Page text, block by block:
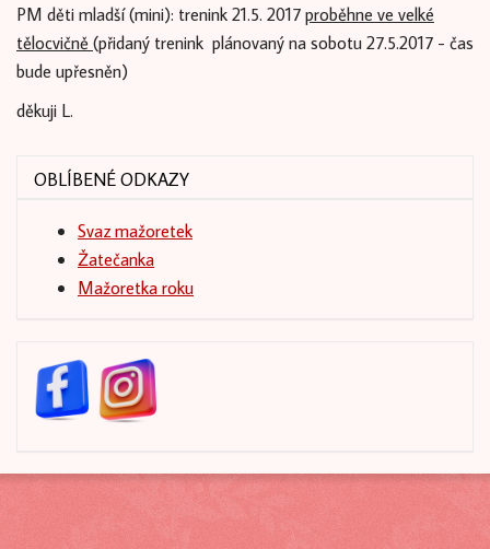
PM děti mladší (mini): trenink 21.5. 2017proběhne ve velké
tělocvičně(přidaný trenink plánovaný na sobotu 27.5.2017 - čas
bude upřesněn)
děkuji L.
OBLÍBENÉ ODKAZY
Svaz mažoretek
Žatečanka
Mažoretka roku